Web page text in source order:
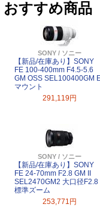
おすすめ商品
SONY / ソニー
【新品/在庫あり】SONY
FE 100-400mm F4.5-5.6
GM OSS SEL100400GM
マウント
291,119円
SONY / ソニー
【新品/在庫あり】SONY
FE 24-70mm F2.8 GM II
SEL2470GM2 大口径F2.8
標準ズーム
253,771円